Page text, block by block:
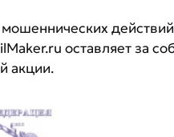
оставляет за
акции.